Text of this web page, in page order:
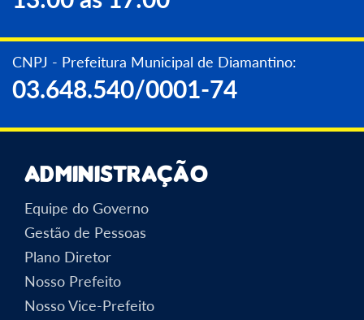
CNPJ - Prefeitura Municipal de Diamantino:
03.648.540/0001-74
Administração
Equipe do Governo
Gestão de Pessoas
Plano Diretor
Nosso Prefeito
Nosso Vice-Prefeito